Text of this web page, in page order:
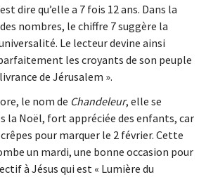
dire qu’elle a 7 fois 12 ans. Dans la
nombres, le chiffre 7 suggère la
Le lecteur devine ainsi
les croyants de son peuple
de Jérusalem ».
le nom de Chandeleur, elle se
la Noël, fort appréciée des enfants, car
pour marquer le 2 février. Cette
un mardi, une bonne occasion pour
à Jésus qui est « Lumière du